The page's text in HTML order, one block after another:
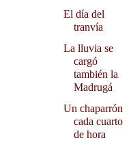
El día del
tranvía
La lluvia se
cargó
también la
Madrugá
Un chaparrón
cada cuarto
de hora